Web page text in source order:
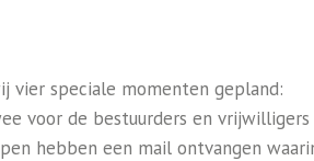
vier speciale momenten gepland:
voor de bestuurders en vrijwilligers
hebben een mail ontvangen